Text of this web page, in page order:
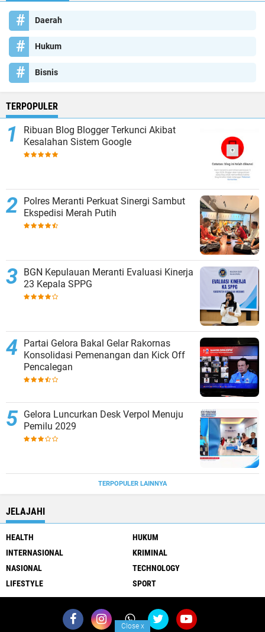
Daerah
Hukum
Bisnis
TERPOPULER
Ribuan Blog Blogger Terkunci Akibat
Kesalahan Sistem Google
Polres Meranti Perkuat Sinergi Sambut
Ekspedisi Merah Putih
BGN Kepulauan Meranti Evaluasi Kinerja
23 Kepala SPPG
Partai Gelora Bakal Gelar Rakornas
Konsolidasi Pemenangan dan Kick Off
Pencalegan
Gelora Luncurkan Desk Verpol Menuju
Pemilu 2029
TERPOPULER LAINNYA
JELAJAHI
HEALTH
HUKUM
INTERNASIONAL
KRIMINAL
NASIONAL
TECHNOLOGY
LIFESTYLE
SPORT
Close x